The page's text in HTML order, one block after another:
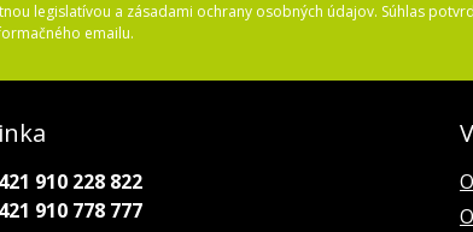
legislatívou a zásadami ochrany osobných údajov. Súhlas
emailu.
910 228 822
910 778 777